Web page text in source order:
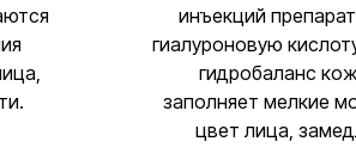
инъекций
гиалуроновую
гидробаланс
заполняет мелкие
цвет лица,